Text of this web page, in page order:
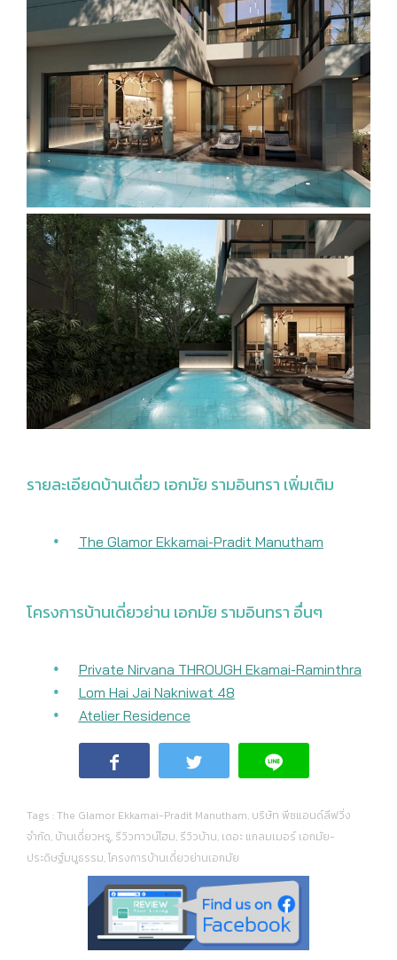
รายละเอียดบ้านเดี่ยว เอกมัย รามอินทรา เพิ่มเติม
The Glamor Ekkamai-Pradit Manutham
โครงการบ้านเดี่ยวย่าน เอกมัย รามอินทรา อื่นๆ
Private Nirvana THROUGH Ekamai-Raminthra
Lom Hai Jai Nakniwat 48
Atelier Residence
Tags :The Glamor Ekkamai-Pradit Manutham, บริษัท พีซแอนด์ลีฟวิ่ง
จำกัด, บ้านเดี่ยวหรู, รีวิวทาวน์โฮม, รีวิวบ้าน, เดอะ แกลมเมอร์ เอกมัย-
ประดิษฐ์มนูธรรม,โครงการบ้านเดี่ยวย่านเอกมัย